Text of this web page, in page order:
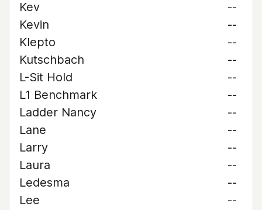
Kev
--
Kevin
--
Klepto
--
Kutschbach
--
L-Sit Hold
--
L1 Benchmark
--
Ladder Nancy
--
Lane
--
Larry
--
Laura
--
Ledesma
--
Lee
--